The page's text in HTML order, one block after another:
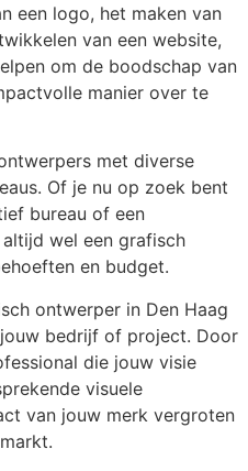
een logo, het maken van
van een website,
om de boodschap van
manier over te
met diverse
Of je nu op zoek bent
bureau of een
wel een grafisch
en budget.
ontwerper in Den Haag
bedrijf of project. Door
die jouw visie
visuele
van jouw merk vergroten